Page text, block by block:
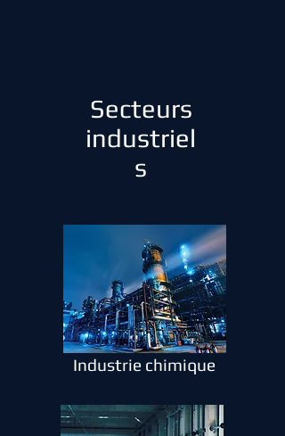
Secteurs
industriel
s
Industrie chimique